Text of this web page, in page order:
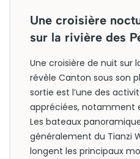
Une croisière
sur la rivière des
Une croisière de nuit sur
révèle Canton sous son
sortie est l’une des
appréciées, notamment
Les bateaux
généralement du Tianzi
longent les principaux